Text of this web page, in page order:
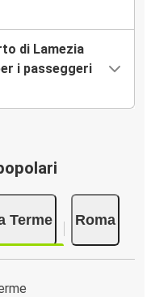
di Lamezia
i passeggeri
Terme Roma